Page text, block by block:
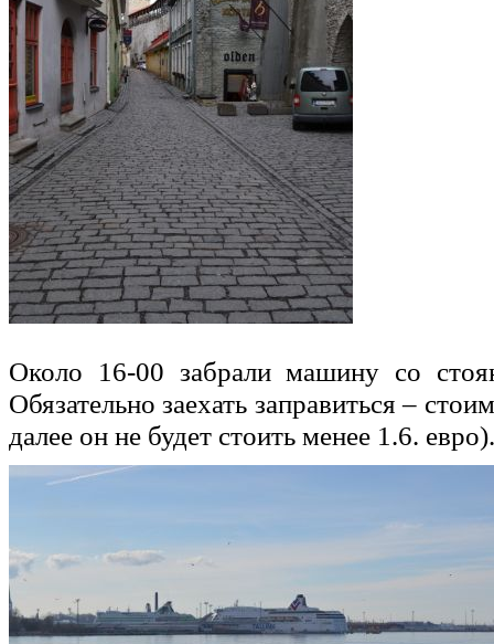
Около 16-00 забрали машину со
Обязательно заехать заправиться –
далее он не будет стоить менее 1.6. евро).